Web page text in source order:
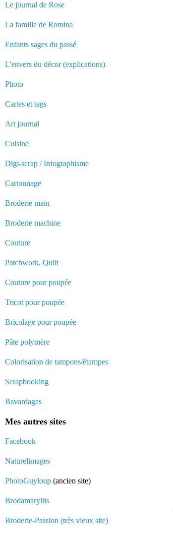
Le journal de Rose
La famille de Romina
Enfants sages du passé
L'envers du décor (explications)
Photo
Cartes et tags
Art journal
Cuisine
Digi-scrap / Infographisme
Cartonnage
Broderie main
Broderie machine
Couture
Patchwork, Quilt
Couture pour poupée
Tricot pour poupée
Bricolage pour poupée
Pâte polymère
Colorisation de tampons/étampes
Scrapbooking
Bavardages
Mes autres sites
Facebook
Naturelimages
PhotoGuyloup (ancien site)
Brodamaryllis
Broderie-Passion (très vieux site)